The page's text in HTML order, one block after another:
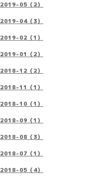
2019-05（2）
2019-04（3）
2019-02（1）
2019-01（2）
2018-12（2）
2018-11（1）
2018-10（1）
2018-09（1）
2018-08（3）
2018-07（1）
2018-05（4）